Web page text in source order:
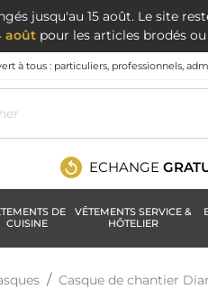
jusqu'au 15 août. Le site
août pour les articles brodés
à tous : particuliers, professionnels,
ECHANGE
DE
CUISINE
VÊTEMENTS SERVICE &
HÔTELIER
Casque de chantier